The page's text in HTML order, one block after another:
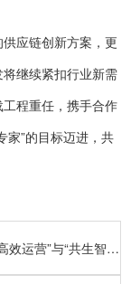
应链创新方案，更
继续紧扣行业新需
程重任，携手合作
家”的目标迈进，共
财经大学国际MBA走进友发集团